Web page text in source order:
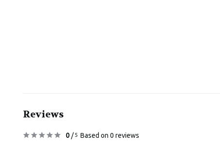
Reviews
0 /5 Based on 0 reviews